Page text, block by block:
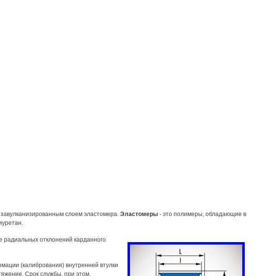
слоем эластомера. Эластомеры - это полимеры, обладающие в
отклонений карданного
(калибрования) внутренней втулки
Срок службы, при этом,